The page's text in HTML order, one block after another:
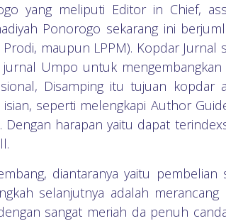
yang meliputi Editor in Chief,
Ponorogo sekarang ini
maupun LPPM). Kopdar Jurnal
Umpo untuk mengembangkan
Disamping itu tujuan kopdar
seperti melengkapi Author
Dengan harapan yaitu dapat
diantaranya yaitu pembelian
selanjutnya adalah merancang
sangat meriah da penuh